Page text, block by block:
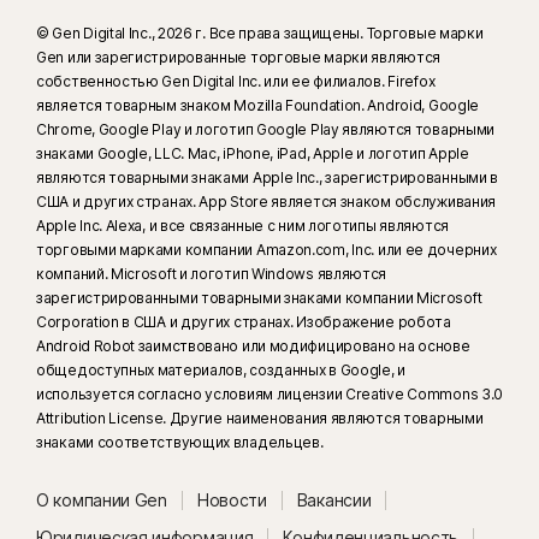
Аналитический отчет Norton LifeLock об обеспечении
кибербезопасности за 2021 год: глобальные результаты
Для контроля просмотра видео требуется расширение браузера на
устройствах Windows и браузер Norton в приложении на устройствах
iOS и Android. Этот компонент отслеживает видео, просматриваемое
на YouTube.com (но не видео YouTube на других веб-сайтах или в
блогах) и на Hulu.com (но только в Windows). Компонент не работает с
приложениями YouTube или Hulu.
Чтобы отменить вывод большинства предупреждений для
Windows, необходимо использовать полноэкранный режим.
спонсорских ссылок и не исключает потенциально опасные
спонсорские ссылки из результатов поиска. Доступно не во всех
© Gen Digital Inc., 2026 г. Все права защищены. Торговые марки
Gen или зарегистрированные торговые марки являются
собственностью Gen Digital Inc. или ее филиалов. Firefox
является товарным знаком Mozilla Foundation. Android, Google
Chrome, Google Play и логотип Google Play являются товарными
знаками Google, LLC. Mac, iPhone, iPad, Apple и логотип Apple
являются товарными знаками Apple Inc., зарегистрированными в
США и других странах. App Store является знаком обслуживания
Apple Inc. Alexa, и все связанные с ним логотипы являются
торговыми марками компании Amazon.com, Inc. или ее дочерних
компаний. Microsoft и логотип Windows являются
зарегистрированными товарными знаками компании Microsoft
Corporation в США и других странах. Изображение робота
Android Robot заимствовано или модифицировано на основе
общедоступных материалов, созданных в Google, и
используется согласно условиям лицензии Creative Commons 3.0
Attribution License. Другие наименования являются товарными
знаками соответствующих владельцев.
О компании Gen Новости
Вакансии